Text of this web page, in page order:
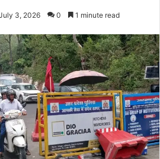
3, 2026 0 1 minute read